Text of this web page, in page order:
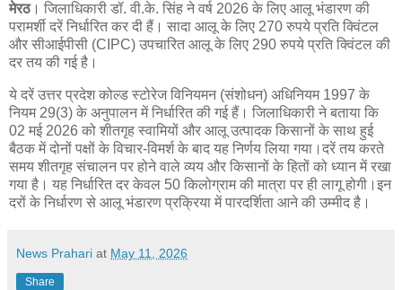
मेरठ। जिलाधिकारी डॉ. वी.के. सिंह ने वर्ष 2026 के लिए आलू भंडारण की
परामर्शी दरें निर्धारित कर दी हैं। सादा आलू के लिए 270 रुपये प्रति क्विंटल
और सीआईपीसी (CIPC) उपचारित आलू के लिए 290 रुपये प्रति क्विंटल की
दर तय की गई है।
ये दरें उत्तर प्रदेश कोल्ड स्टोरेज विनियमन (संशोधन) अधिनियम 1997 के
नियम 29(3) के अनुपालन में निर्धारित की गई हैं। जिलाधिकारी ने बताया कि
02 मई 2026 को शीतगृह स्वामियों और आलू उत्पादक किसानों के साथ हुई
बैठक में दोनों पक्षों के विचार-विमर्श के बाद यह निर्णय लिया गया।दरें तय करते
समय शीतगृह संचालन पर होने वाले व्यय और किसानों के हितों को ध्यान में रखा
गया है। यह निर्धारित दर केवल 50 किलोग्राम की मात्रा पर ही लागू होगी।इन
दरों के निर्धारण से आलू भंडारण प्रक्रिया में पारदर्शिता आने की उम्मीद है।
News Prahari at May 11, 2026
Share